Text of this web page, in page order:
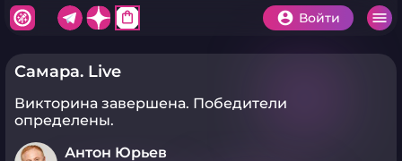
shopping_bag Войти
Самара. Live
Викторина завершена. Победители
определены.
Антон Юрьев